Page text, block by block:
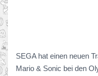
SEGA hat einen neuen
Mario & Sonic bei den